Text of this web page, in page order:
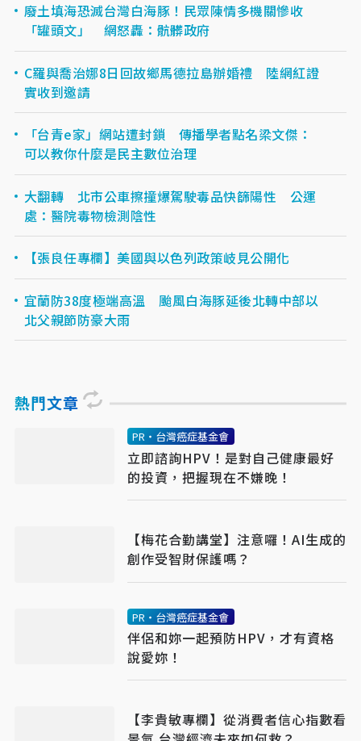
廢土填海恐滅台灣白海豚！民眾陳情多機關慘收
「罐頭文」 網怒轟：骯髒政府
C羅與喬治娜8日回故鄉馬德拉島辦婚禮 陸網紅證
實收到邀請
「台青e家」網站遭封鎖 傳播學者點名梁文傑：
可以教你什麼是民主數位治理
大翻轉 北市公車擦撞爆駕駛毒品快篩陽性 公運
處：醫院毒物檢測陰性
【張良任專欄】美國與以色列政策岐見公開化
宜蘭防38度極端高溫 颱風白海豚延後北轉中部以
北父親節防豪大雨
熱門文章
PR・台灣癌症基金會
立即諮詢HPV！是對自己健康最好
的投資，把握現在不嫌晚！
【梅花合勤講堂】注意囉！AI生成的
創作受智財保護嗎？
PR・台灣癌症基金會
伴侶和妳一起預防HPV，才有資格
說愛妳！
【李貴敏專欄】從消費者信心指數看